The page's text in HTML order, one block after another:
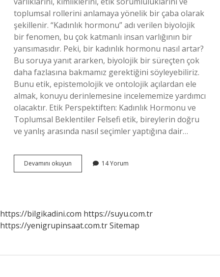
toplumsal rollerini anlamaya yönelik bir çaba olarak
şekillenir. “Kadınlık hormonu” adı verilen biyolojik
bir fenomen, bu çok katmanlı insan varlığının bir
yansımasıdır. Peki, bir kadınlık hormonu nasıl artar?
Bu soruya yanıt ararken, biyolojik bir süreçten çok
daha fazlasına bakmamız gerektiğini söyleyebiliriz.
Bunu etik, epistemolojik ve ontolojik açılardan ele
almak, konuyu derinlemesine incelememize yardımcı
olacaktır. Etik Perspektiften: Kadınlık Hormonu ve
Toplumsal Beklentiler Felsefi etik, bireylerin doğru
ve yanlış arasında nasıl seçimler yaptığına dair…
Devamını okuyun
hormonu
14 Yorum
https://bilgikadini.com https://suyu.com.tr
https://yenigrupinsaat.com.trSitemap